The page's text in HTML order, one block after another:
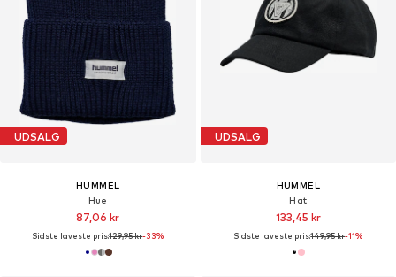
UDSALG
HUMMEL
Hue
87,06 kr
Sidste laveste pris:129,95 kr-33%
UDSALG
HUMMEL
Hat
133,45 kr
Sidste laveste pris:149,95 kr-11%